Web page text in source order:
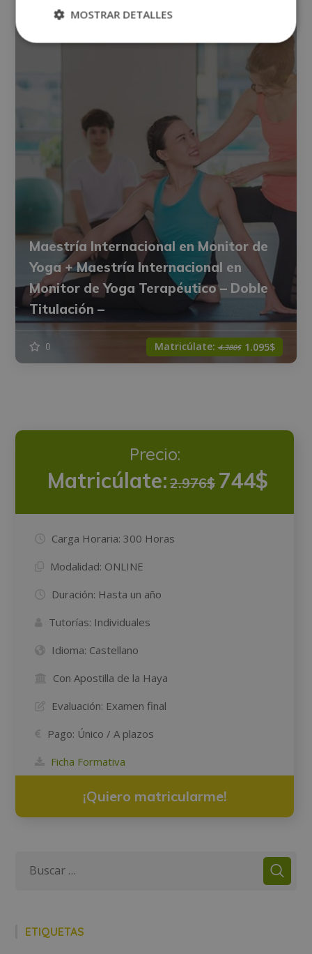
Maestría Internacional en Monitor de
Yoga + Maestría Internacional en
Monitor de Yoga Terapéutico – Doble
Titulación –
0 Matricúlate:4.380$ 1.095$
Precio:
Matricúlate:2.976$ 744$
Carga Horaria: 300 Horas
Modalidad: ONLINE
Duración: Hasta un año
Tutorías: Individuales
Idioma: Castellano
Con Apostilla de la Haya
Evaluación: Examen final
Pago: Único / A plazos
Ficha Formativa
¡Quiero matricularme!
ETIQUETAS
MOSTRAR DETALLES